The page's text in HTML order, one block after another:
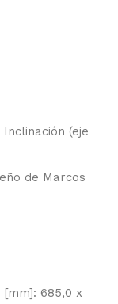
(eje
de Marcos
[mm]: 685,0 x